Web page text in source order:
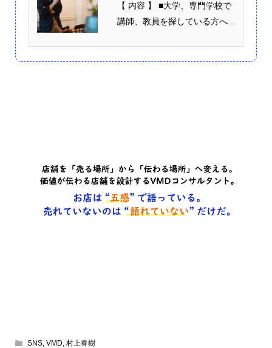
【 内容 】 ■大学、専門学校で
講師、教員を探している方へ...
SNS, VMD, 村上春樹